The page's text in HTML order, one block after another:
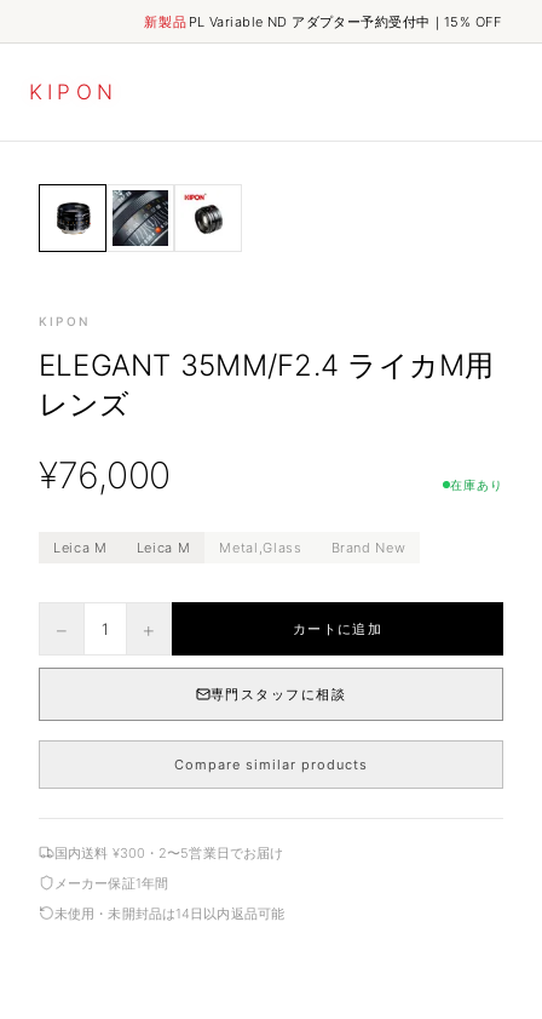
新製品 PL Variable ND アダプター予約受付中｜15% OFF
K I P O N
HOME SHOP
KIPON
ELEGANT 35MM/F2.4 ライカM用
レンズ
¥76,000 在庫あり
Leica M Leica M Metal,Glass Brand New
− 1 + カートに追加
専門スタッフに相談
Compare similar products
国内送料 ¥300・2〜5営業日でお届け
メーカー保証1年間
未使用・未開封品は14日以内返品可能